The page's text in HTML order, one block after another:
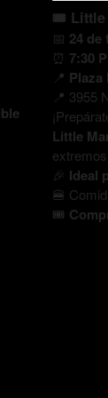
🎟️ Little
📅 24 de
⏰ 7:30
📍
📍 3955
Little
🎉 Ideal
🍔
🎟️